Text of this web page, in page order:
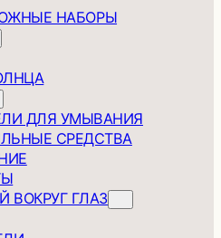
НАБОРЫ
ДЛЯ УМЫВАНИЯ
СРЕДСТВА
ВОКРУГ ГЛАЗ